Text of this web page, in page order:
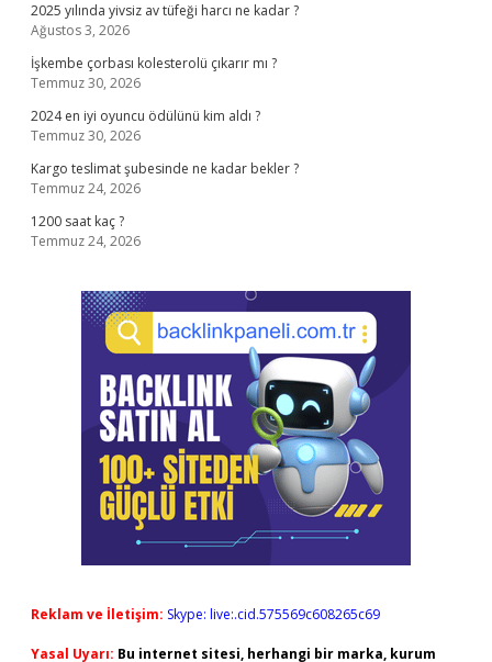
2025 yılında yivsiz av tüfeği harcı ne kadar ?
Ağustos 3, 2026
İşkembe çorbası kolesterolü çıkarır mı ?
Temmuz 30, 2026
2024 en iyi oyuncu ödülünü kim aldı ?
Temmuz 30, 2026
Kargo teslimat şubesinde ne kadar bekler ?
Temmuz 24, 2026
1200 saat kaç ?
Temmuz 24, 2026
Reklam ve İletişim: Skype: live:.cid.575569c608265c69
Yasal Uyarı: Bu internet sitesi, herhangi bir marka, kurum